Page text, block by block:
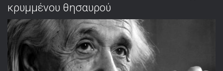
κρυμμένου θησαυρού